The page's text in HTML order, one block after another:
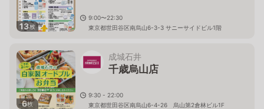
13枚
9:00〜22:30
東京都世田谷区南烏山6-3-3 サニーサイドビル1階
6枚
成城石井
千歳烏山店
9:30 - 22:00
東京都世田谷区南烏山6-4-26 烏山第2倉林ビル1F